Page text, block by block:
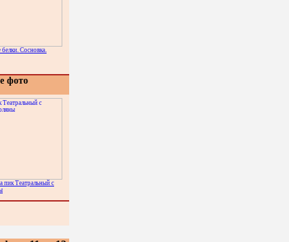
Сосновка.
фото
пик Театральный с